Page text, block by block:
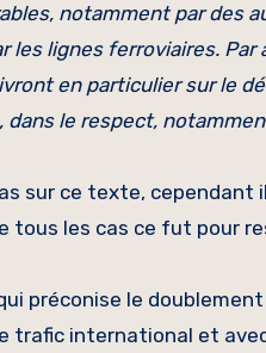
notamment par des
les lignes ferroviaires.
en particulier sur le
dans le respect,
sur ce texte,
tous les cas ce fut pour
préconise le
trafic international et